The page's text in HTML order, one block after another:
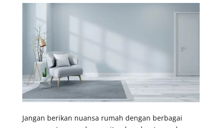
Jangan berikan nuansa rumah dengan berbagai